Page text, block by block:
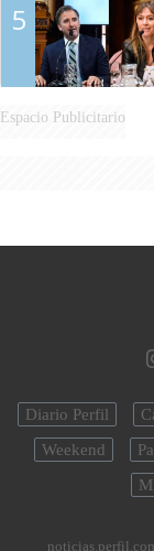
5
Espacio Publicitario
Diario Perfil
Weekend